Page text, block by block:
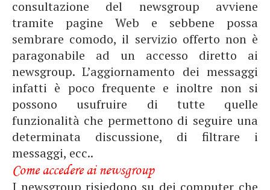
consultazione del newsgroup avviene
tramite pagine Web e sebbene possa
sembrare comodo, il servizio offerto non è
paragonabile ad un accesso diretto ai
newsgroup. L’aggiornamento dei messaggi
infatti è poco frequente e inoltre non si
possono usufruire di tutte quelle
funzionalità che permettono di seguire una
determinata discussione, di filtrare i
messaggi, ecc..
Come accedere ai newsgroup